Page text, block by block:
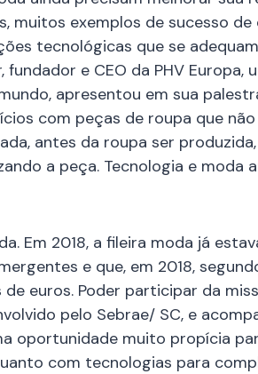
muitos exemplos de sucesso
tecnológicas que se
fundador e CEO da PHV Europa,
apresentou em sua
com peças de roupa que
antes da roupa ser
a peça. Tecnologia e moda
Em 2018, a fileira moda já
e que, em 2018,
de euros. Poder participar da
pelo Sebrae/ SC, e
oportunidade muito propícia
com tecnologias para